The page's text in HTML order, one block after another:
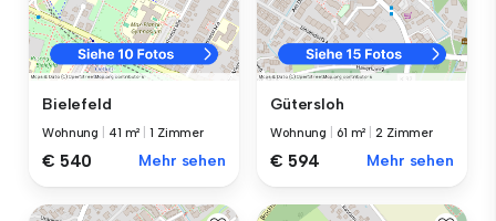
Bielefeld
Wohnung 41 m² |1 Zimmer
€ 540 Mehr sehen
Gütersloh
Wohnung 61 m² 2 Zimmer
€ 594 Mehr sehen